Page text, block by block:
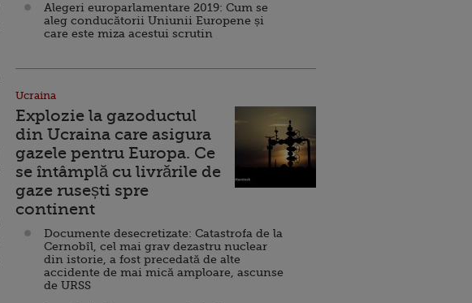
Alegeri europarlamentare 2019: Cum se
aleg conducătorii Uniunii Europene și
care este miza acestui scrutin
Ucraina
Explozie la gazoductul
din Ucraina care asigura
gazele pentru Europa. Ce
se întâmplă cu livrările de
gaze rusești spre
continent
Documente desecretizate: Catastrofa de la
Cernobîl, cel mai grav dezastru nuclear
din istorie, a fost precedată de alte
accidente de mai mică amploare, ascunse
de URSS